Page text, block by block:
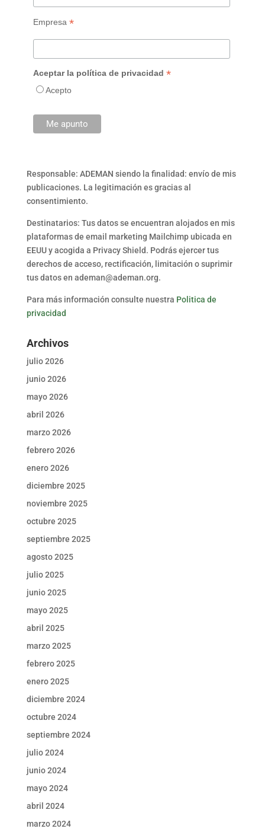
Empresa *
Aceptar la política de privacidad *
Acepto
Responsable: ADEMAN siendo la finalidad: envío de mis
publicaciones. La legitimación es gracias al
consentimiento.
Destinatarios: Tus datos se encuentran alojados en mis
plataformas de email marketing Mailchimp ubicada en
EEUU y acogida a Privacy Shield. Podrás ejercer tus
derechos de acceso, rectificación, limitación o suprimir
tus datos en ademan@ademan.org.
Para más información consulte nuestra Politica de
privacidad
Archivos
julio 2026
junio 2026
mayo 2026
abril 2026
marzo 2026
febrero 2026
enero 2026
diciembre 2025
noviembre 2025
octubre 2025
septiembre 2025
agosto 2025
julio 2025
junio 2025
mayo 2025
abril 2025
marzo 2025
febrero 2025
enero 2025
diciembre 2024
octubre 2024
septiembre 2024
julio 2024
junio 2024
mayo 2024
abril 2024
marzo 2024